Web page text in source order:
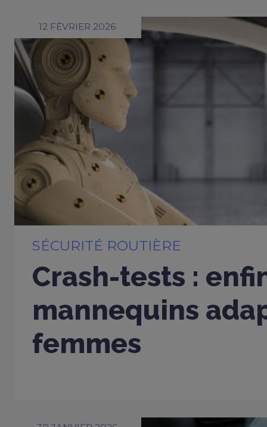
12 FÉVRIER 2026
SÉCURITÉ ROUTIÈRE
Crash-tests :
mannequins
femmes